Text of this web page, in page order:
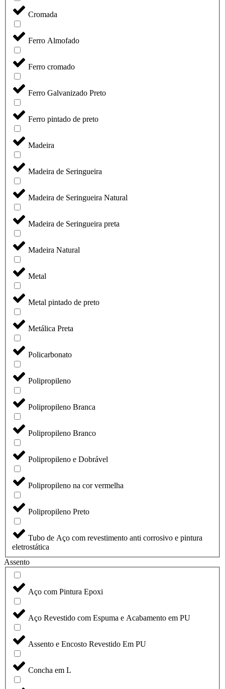
Cromada
Ferro Almofado
Ferro cromado
Ferro Galvanizado Preto
Ferro pintado de preto
Madeira
Madeira de Seringueira
Madeira de Seringueira Natural
Madeira de Seringueira preta
Madeira Natural
Metal
Metal pintado de preto
Metálica Preta
Policarbonato
Polipropileno
Polipropileno Branca
Polipropileno Branco
Polipropileno e Dobrável
Polipropileno na cor vermelha
Polipropileno Preto
Tubo de Aço com revestimento anti corrosivo e pintura
eletrostática
Assento
Aço com Pintura Epoxi
Aço Revestido com Espuma e Acabamento em PU
Assento e Encosto Revestido Em PU
Concha em L